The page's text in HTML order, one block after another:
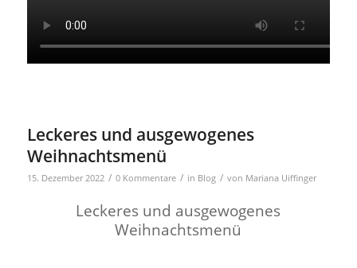
Leckeres und ausgewogenes
Weihnachtsmenü
15. Dezember 2022 / 0 Kommentare / in Blog / von Mariana Uiffinger
Leckeres und ausgewogenes
Weihnachtsmenü